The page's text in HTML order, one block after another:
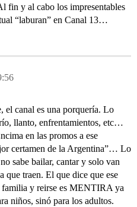
fin y al cabo los impresentables
“laburan” en Canal 13…
el canal es una porquería. Lo
llanto, enfrentamientos, etc…
en las promos a ese
certamen de la Argentina”… Lo
sabe bailar, cantar y solo van
que traen. El que dice que ese
familia y reirse es MENTIRA ya
niños, sinó para los adultos.